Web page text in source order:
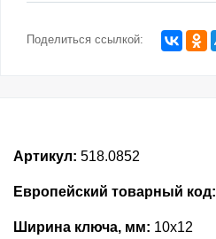
Поделиться ссылкой:
Артикул: 518.0852
Европейский товарный код:
Ширина ключа, мм: 10x12